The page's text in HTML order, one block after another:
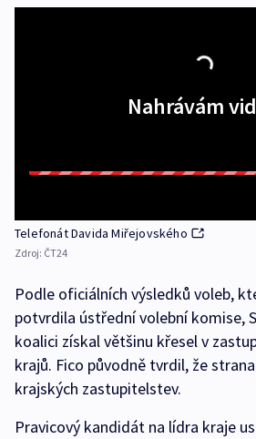
Nahrávám
Telefonát Davida Miřejovského
Zdroj: ČT24
Podle oficiálních výsledků voleb,
potvrdila ústřední volební komise,
koalici získal většinu křesel v
krajů. Fico původně tvrdil, že
krajských zastupitelstev.
Pravicový kandidát na lídra kraje